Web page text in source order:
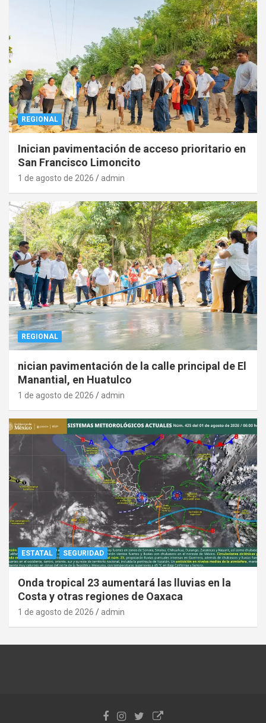
REGIONAL
Inician pavimentación de acceso prioritario en
San Francisco Limoncito
1 de agosto de 2026 admin
REGIONAL
nician pavimentación de la calle principal de El
Manantial, en Huatulco
1 de agosto de 2026 admin
ESTATAL SEGURIDAD
Onda tropical 23 aumentará las lluvias en la
Costa y otras regiones de Oaxaca
1 de agosto de 2026 admin